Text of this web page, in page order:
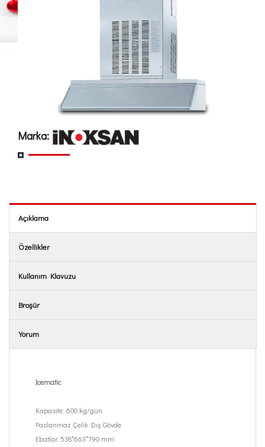
Marka:
Açıklama
Özellikler
Kullanım Klavuzu
Broşür
Yorum
Icematic
Kapasite: 600 kg/gün
Paslanmaz Çelik Dış Gövde
Ebatlar: 538*663*790 mm